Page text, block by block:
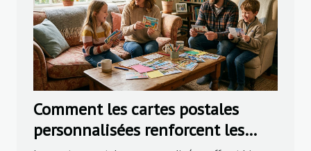
Comment les cartes postales
personnalisées renforcent les